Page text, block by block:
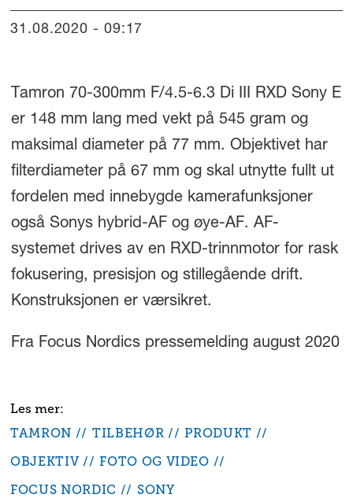
31.08.2020 - 09:17
Tamron 70-300mm F/4.5-6.3 Di III RXD Sony E
er 148 mm lang med vekt på 545 gram og
maksimal diameter på 77 mm. Objektivet har
filterdiameter på 67 mm og skal utnytte fullt ut
fordelen med innebygde kamerafunksjoner
også Sonys hybrid-AF og øye-AF. AF-
systemet drives av en RXD-trinnmotor for rask
fokusering, presisjon og stillegående drift.
Konstruksjonen er værsikret.
Fra Focus Nordics pressemelding august 2020
TAMRON TILBEHØR
PRODUKT
OBJEKTIV
FOTO OG VIDEO
FOCUS NORDIC
SONY